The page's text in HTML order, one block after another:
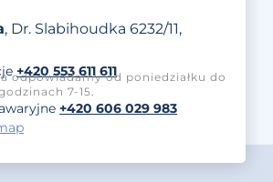
, Dr. Slabihoudka 6232/11,
+420 553 611 611
odpowiadamy od poniedziałku do
7-15.
+420 606 029 983